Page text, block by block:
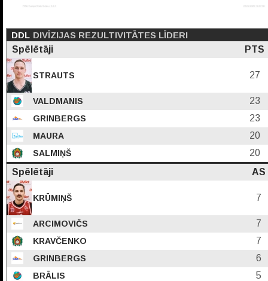
DDL DIVĪZIJAS REZULTIVITĀTES LĪDERI
Spēlētāji
PTS
STRAUTS 27
VALDMANIS 23
GRINBERGS 23
MAURA 20
SALMIŅŠ
20
Spēlētāji
AS
KRŪMIŅŠ 7
ARCIMOVIČS 7
KRAVČENKO 7
GRINBERGS 6
BRĀLIS
5